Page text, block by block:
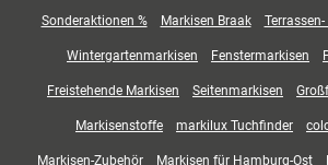
Sonderaktionen %
Markisen Braak
Wintergartenmarkisen Fenstermarkisen
Freistehende Markisen Seitenmarkisen
Markisenstoffe markilux Tuchfinder
Markisen-Zubehör Markisen für Hamburg-Ost